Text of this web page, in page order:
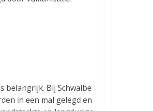
belangrijk. Bij Schwalbe
in een mal gelegd en